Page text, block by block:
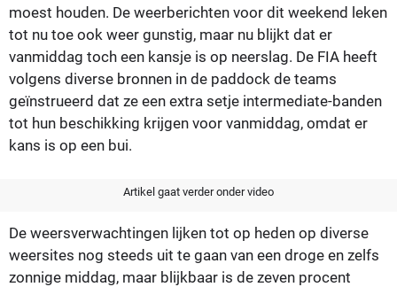
moest houden. De weerberichten voor dit weekend leken
tot nu toe ook weer gunstig, maar nu blijkt dat er
vanmiddag toch een kansje is op neerslag. De FIA heeft
volgens diverse bronnen in de paddock de teams
geïnstrueerd dat ze een extra setje intermediate-banden
tot hun beschikking krijgen voor vanmiddag, omdat er
kans is op een bui.
Artikel gaat verder onder video
De weersverwachtingen lijken tot op heden op diverse
weersites nog steeds uit te gaan van een droge en zelfs
zonnige middag, maar blijkbaar is de zeven procent